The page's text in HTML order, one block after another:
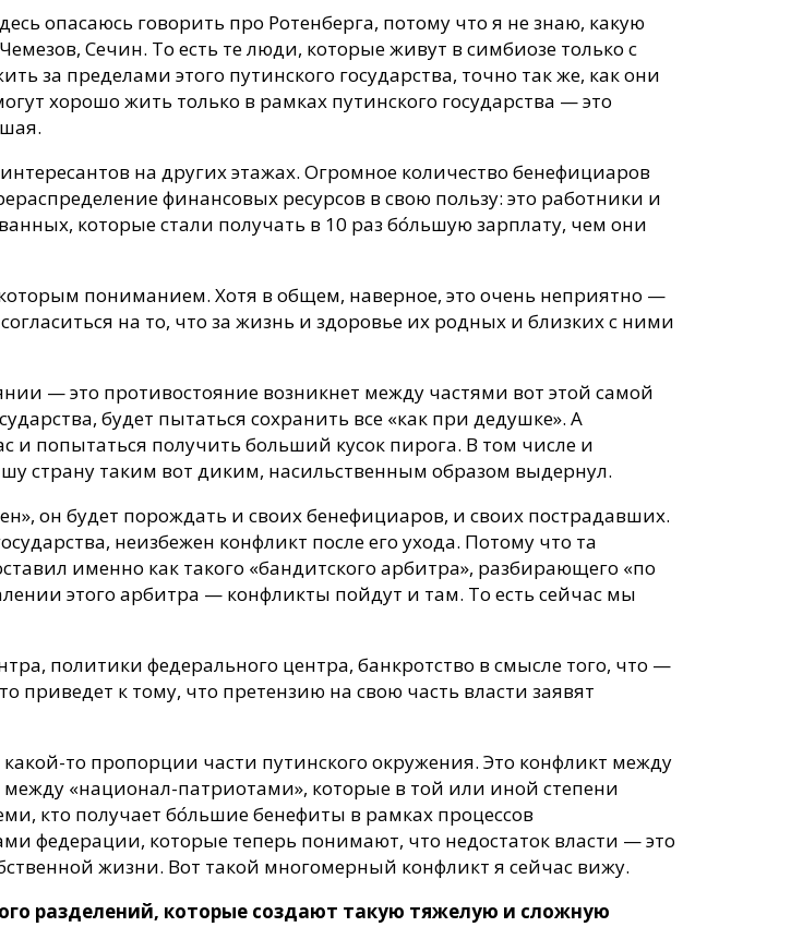
опасаюсь говорить про Ротенберга, потому что я не знаю, какую
Сечин. То есть те люди, которые живут в симбиозе только с
за пределами этого путинского государства, точно так же, как они
хорошо жить только в рамках путинского государства — это
на других этажах. Огромное количество бенефициаров
финансовых ресурсов в свою пользу: это работники и
которые стали получать в 10 раз бо́льшую зарплату, чем они
пониманием. Хотя в общем, наверное, это очень неприятно —
на то, что за жизнь и здоровье их родных и близких с ними
— это противостояние возникнет между частями вот этой самой
будет пытаться сохранить все «как при дедушке». А
и попытаться получить больший кусок пирога. В том числе и
страну таким вот диким, насильственным образом выдернул.
он будет порождать и своих бенефициаров, и своих пострадавших.
неизбежен конфликт после его ухода. Потому что та
именно как такого «бандитского арбитра», разбирающего «по
этого арбитра — конфликты пойдут и там. То есть сейчас мы
политики федерального центра, банкротство в смысле того, что —
к тому, что претензию на свою часть власти заявят
то пропорции части путинского окружения. Это конфликт между
«национал-патриотами», которые в той или иной степени
кто получает бо́льшие бенефиты в рамках процессов
федерации, которые теперь понимают, что недостаток власти — это
жизни. Вот такой многомерный конфликт я сейчас вижу.
разделений, которые создают такую тяжелую и сложную